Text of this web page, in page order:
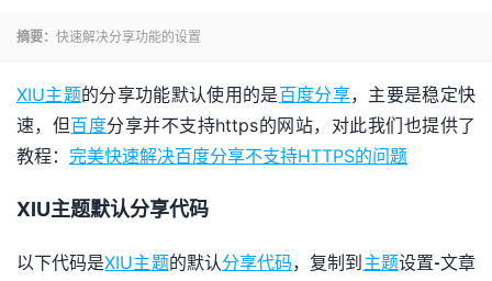
更好的WordPress主题,
值得信任的WordPress
摘要： 快速解决分享功能的设置
XIU主题的分享功能默认使用的是百度分享，主要是稳定快
速，但百度分享并不支持https的网站，对此我们也提供了
教程： 完美快速解决百度分享不支持HTTPS的问题
XIU主题默认分享代码
以下代码是XIU主题的默认分享代码，复制到主题设置-文章